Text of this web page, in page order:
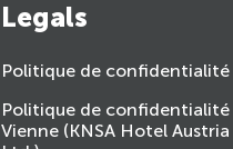
Legals
Politique de confidentialité
Politique de confidentialité
Vienne (KNSA Hotel Austria